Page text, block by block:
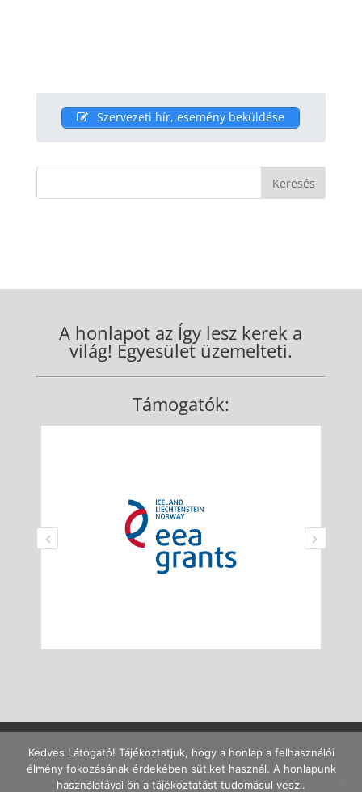
Szervezeti hír, esemény beküldése
A honlapot az Így lesz kerek a
világ! Egyesület üzemelteti.
Támogatók:
Ajánlott böngészők: Firefox 40+, Chrome 45+, MS Edge. Ajánlott
felbontás: legalább 1280x720p.
Impresszum/Adatkezelés
Kedves Látogató! Tájékoztatjuk, hogy a honlap a felhasználói
élmény fokozásának érdekében sütiket használ. A honlapunk
használatával ön a tájékoztatást tudomásul veszi.